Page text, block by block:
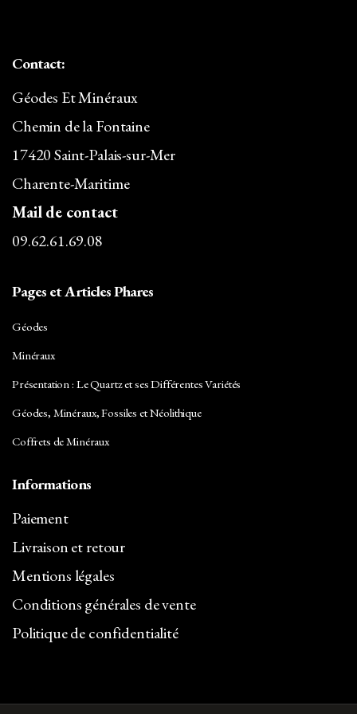
Contact:
Géodes Et Minéraux
Chemin de la Fontaine
17420 Saint-Palais-sur-Mer
Charente-Maritime
Mail de contact
09.62.61.69.08
Pages et Articles Phares
Géodes
Minéraux
Présentation : Le Quartz et ses Différentes Variétés
Géodes, Minéraux, Fossiles et Néolithique
Coffrets de Minéraux
Informations
Paiement
Livraison et retour
Mentions légales
Conditions générales de vente
Politique de confidentialité